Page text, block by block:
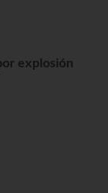
explosión